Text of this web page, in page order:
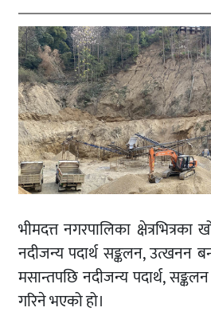
भीमदत्त नगरपालिका
नदीजन्य पदार्थ सङ्कलन, उत्खनन
मसान्तपछि नदीजन्य पदार्थ,
गरिने भएको हो।